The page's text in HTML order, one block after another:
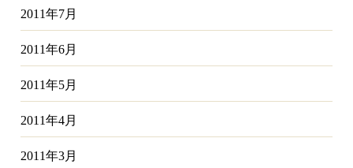
2011年7月
2011年6月
2011年5月
2011年4月
2011年3月